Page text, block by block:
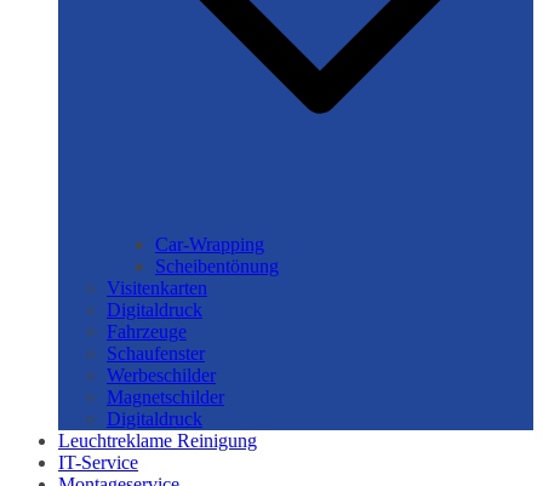
Car-Wrapping
Scheibentönung
Visitenkarten
Digitaldruck
Fahrzeuge
Schaufenster
Werbeschilder
Magnetschilder
Digitaldruck
Leuchtreklame Reinigung
IT-Service